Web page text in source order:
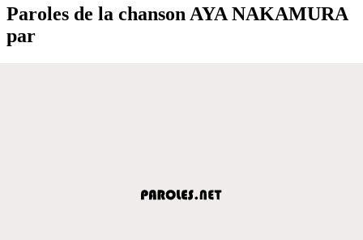
Paroles de la chanson AYA NAKAMURA
par